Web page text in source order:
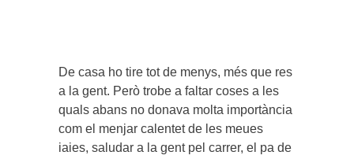
De casa ho tire tot de menys, més que res
a la gent. Però trobe a faltar coses a les
quals abans no donava molta importància
com el menjar calentet de les meues
iaies, saludar a la gent pel carrer, el pa de